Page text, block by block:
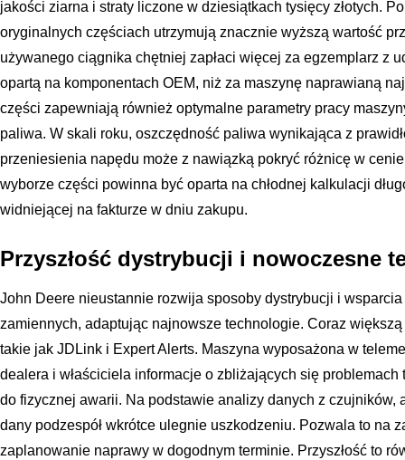
jakości ziarna i straty liczone w dziesiątkach tysięcy złotych.
oryginalnych częściach utrzymują znacznie wyższą wartość
używanego ciągnika chętniej zapłaci więcej za egzemplarz z
opartą na komponentach OEM, niż za maszynę naprawianą
części zapewniają również optymalne parametry pracy
paliwa. W skali roku, oszczędność paliwa wynikająca z
przeniesienia napędu może z nawiązką pokryć różnicę w
wyborze części powinna być oparta na chłodnej kalkulacji
widniejącej na fakturze w dniu zakupu.
Przyszłość dystrybucji i nowoczesne
John Deere nieustannie rozwija sposoby dystrybucji i
zamiennych, adaptując najnowsze technologie. Coraz
takie jak JDLink i Expert Alerts. Maszyna wyposażona w
dealera i właściciela informacje o zbliżających się
do fizycznej awarii. Na podstawie analizy danych z czujników,
dany podzespół wkrótce ulegnie uszkodzeniu. Pozwala to na
zaplanowanie naprawy w dogodnym terminie. Przyszłość to